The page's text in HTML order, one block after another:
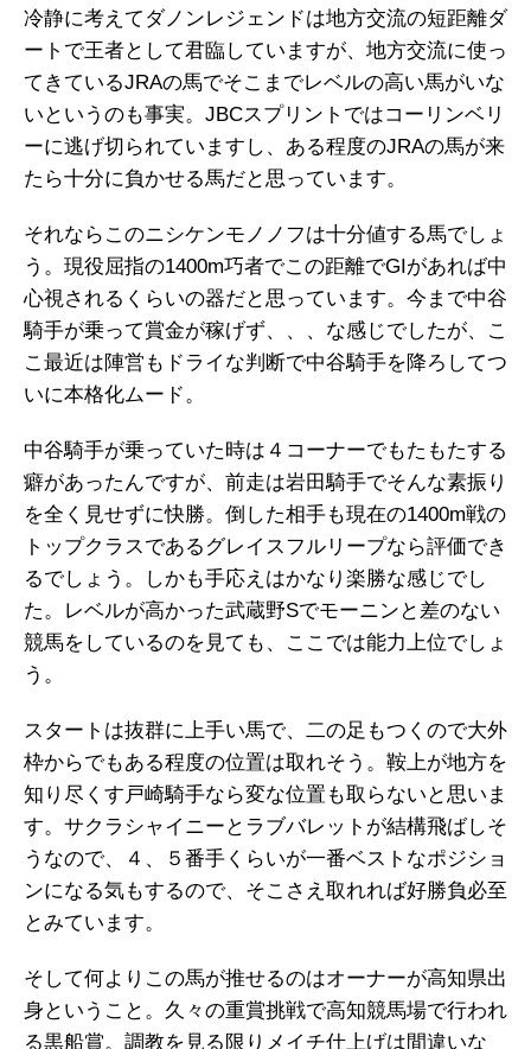
冷静に考えてダノンレジェンドは地方交流の短距離ダ
ートで王者として君臨していますが、地方交流に使っ
てきているJRAの馬でそこまでレベルの高い馬がいな
いというのも事実。JBCスプリントではコーリンベリ
ーに逃げ切られていますし、ある程度のJRAの馬が来
たら十分に負かせる馬だと思っています。
それならこのニシケンモノノフは十分値する馬でしょ
う。現役屈指の1400m巧者でこの距離でGIがあれば中
心視されるくらいの器だと思っています。今まで中谷
騎手が乗って賞金が稼げず、、、な感じでしたが、こ
こ最近は陣営もドライな判断で中谷騎手を降ろしてつ
いに本格化ムード。
中谷騎手が乗っていた時は４コーナーでもたもたする
癖があったんですが、前走は岩田騎手でそんな素振り
を全く見せずに快勝。倒した相手も現在の1400m戦の
トップクラスであるグレイスフルリープなら評価でき
るでしょう。しかも手応えはかなり楽勝な感じでし
た。レベルが高かった武蔵野Sでモーニンと差のない
競馬をしているのを見ても、ここでは能力上位でしょ
う。
スタートは抜群に上手い馬で、二の足もつくので大外
枠からでもある程度の位置は取れそう。鞍上が地方を
知り尽くす戸崎騎手なら変な位置も取らないと思いま
す。サクラシャイニーとラブバレットが結構飛ばしそ
うなので、４、５番手くらいが一番ベストなポジショ
ンになる気もするので、そこさえ取れれば好勝負必至
とみています。
そして何よりこの馬が推せるのはオーナーが高知県出
身ということ。久々の重賞挑戦で高知競馬場で行われ
る黒船賞。調教を見る限りメイチ仕上げは間違いな